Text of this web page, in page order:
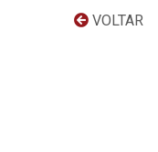
VOLTAR